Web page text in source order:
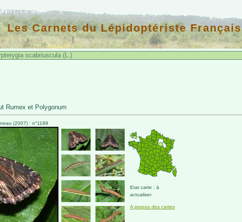
Les Carnets du Lépidoptériste Français
scabriuscula (L.)
Rumex et Polygonum
(2007) : n°1189
Etat carte : à
actualiser
A propos des cartes